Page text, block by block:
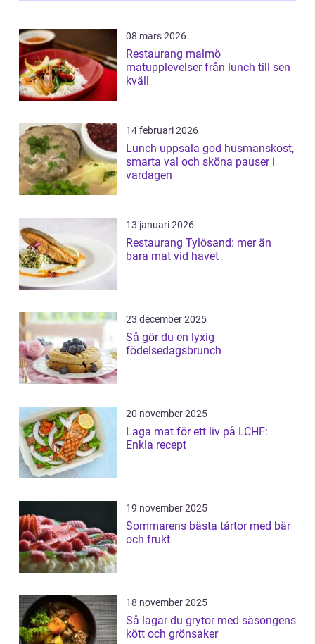
08 mars 2026
Restaurang malmö
matupplevelser från lunch till sen
kväll
14 februari 2026
Lunch uppsala god husmanskost,
smarta val och sköna pauser i
vardagen
13 januari 2026
Restaurang Tylösand: mer än
bara mat vid havet
23 december 2025
Så gör du en lyxig
födelsedagsbrunch
20 november 2025
Laga mat för ett liv på LCHF:
Enkla recept
19 november 2025
Sommarens bästa tårtor med bär
och frukt
18 november 2025
Så lagar du grytor med säsongens
kött och grönsaker